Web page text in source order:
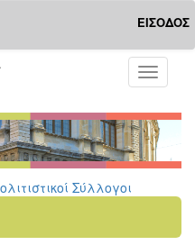
ΕΙΣΟΔΟΣ
Toggle
Σύλλογοι